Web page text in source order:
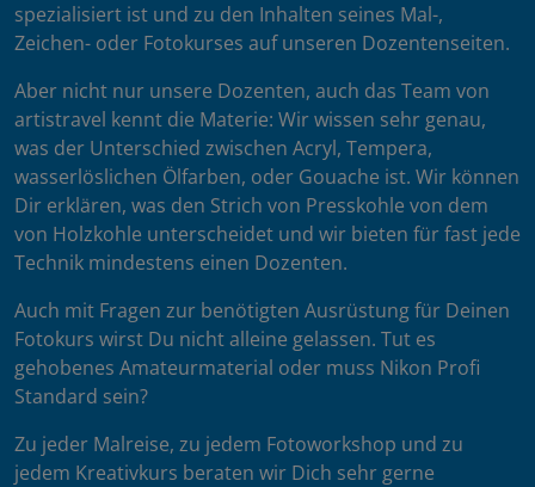
spezialisiert ist und zu den Inhalten seines Mal-,
Zeichen- oder Fotokurses auf unseren Dozentenseiten.
Aber nicht nur unsere Dozenten, auch das Team von
artistravel kennt die Materie: Wir wissen sehr genau,
was der Unterschied zwischen Acryl, Tempera,
wasserlöslichen Ölfarben, oder Gouache ist. Wir können
Dir erklären, was den Strich von Presskohle von dem
von Holzkohle unterscheidet und wir bieten für fast jede
Technik mindestens einen Dozenten.
Auch mit Fragen zur benötigten Ausrüstung für Deinen
Fotokurs wirst Du nicht alleine gelassen. Tut es
gehobenes Amateurmaterial oder muss Nikon Profi
Standard sein?
Zu jeder Malreise, zu jedem Fotoworkshop und zu
jedem Kreativkurs beraten wir Dich sehr gerne